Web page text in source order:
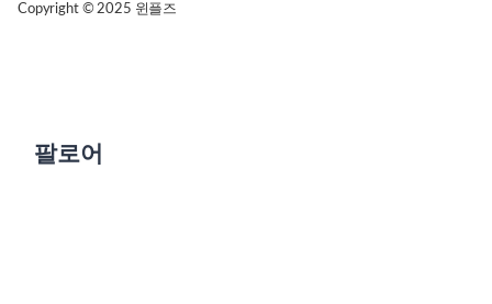
Copyright © 2025 윈플즈
팔로어